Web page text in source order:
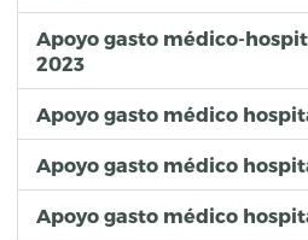
Apoyo gasto médico-
2023
Apoyo gasto médico
Apoyo gasto médico
Apoyo gasto médico